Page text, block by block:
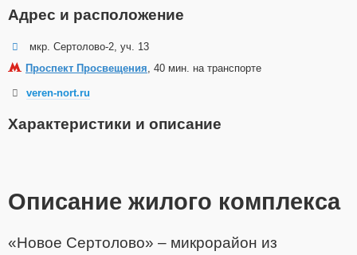
Адрес и расположение
мкр. Сертолово-2, уч. 13
Проспект Просвещения, 40 мин. на транспорте
veren-nort.ru
Характеристики и описание
Описание жилого комплекса
«Новое Сертолово» – микрорайон из